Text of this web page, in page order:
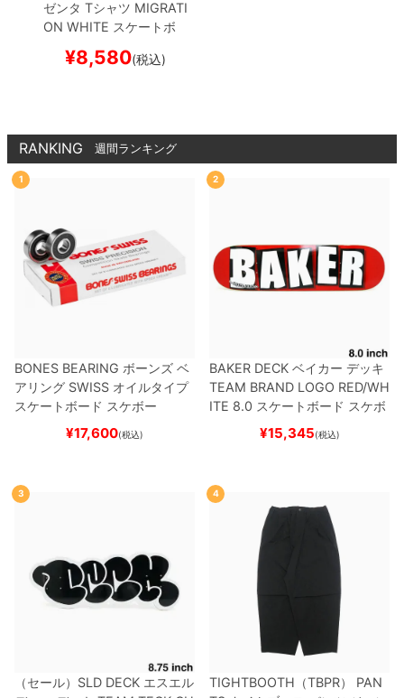
ゼンタ Tシャツ MIGRATI
ON WHITE スケートボ
¥8,580(税込)
RANKING 週間ランキング
1
BONES BEARING ボーンズ ベ
アリング SWISS オイルタイプ
スケートボード スケボー
¥17,600(税込)
2
BAKER DECK ベイカー デッキ
TEAM BRAND LOGO RED/WH
ITE 8.0 スケートボード スケボ
¥15,345(税込)
3
（セール） SLD DECK エスエル
4
TIGHTBOOTH（TBPR） PAN